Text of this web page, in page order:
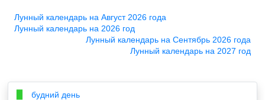
Лунный календарь на Август 2026 года
Лунный календарь на 2026 год
Лунный календарь на Сентябрь 2026 года
Лунный календарь на 2027 год
будний день